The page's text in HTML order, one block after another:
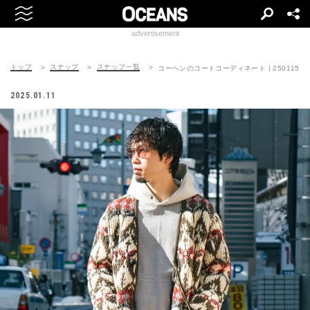
advertisement
トップ スナップ スナップ一覧 コーヘンのコートコーディネート | 250115-
2025.01.11